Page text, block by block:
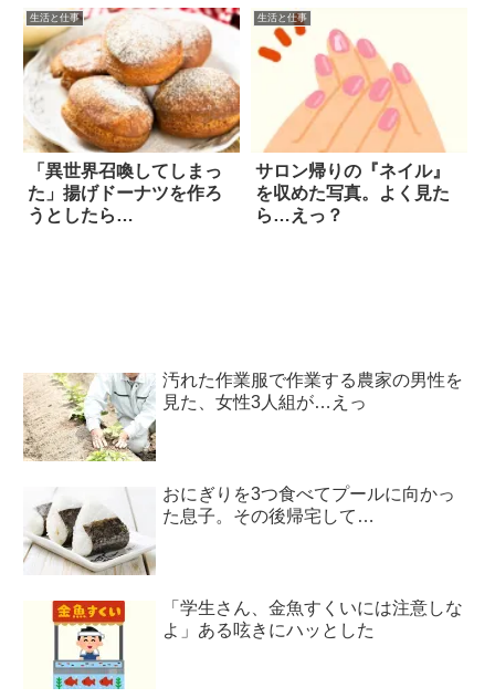
生活と仕事
「異世界召喚してしまっ
た」揚げドーナツを作ろ
うとしたら…
生活と仕事
サロン帰りの『ネイル』
を収めた写真。よく見た
ら…えっ？
汚れた作業服で作業する農家の男性を
見た、女性3人組が…えっ
おにぎりを3つ食べてプールに向かっ
た息子。その後帰宅して…
「学生さん、金魚すくいには注意しな
よ」ある呟きにハッとした